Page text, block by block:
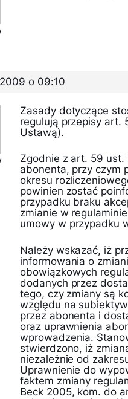
o 09:10
Zasady dotyczące
regulują przepisy art.
Ustawą).
Zgodnie z art. 59
abonenta, przy czym
okresu
powinien zostać
przypadku braku
zmianie w
umowy w przypadku
Należy wskazać, iż
informowania o
obowiązkowych
dodanych przez
tego, czy zmiany są
względu na
przez abonenta i
oraz uprawnienia
wprowadzenia.
stwierdzono, iż
niezależnie od
Uprawnienie do
faktem zmiany
Beck 2005, kom. do